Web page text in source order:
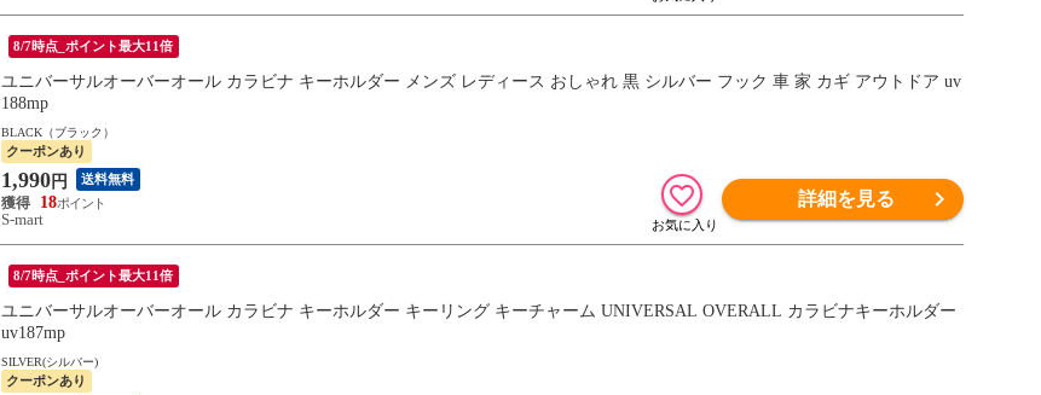
8/7時点_ポイント最大11倍
ユニバーサルオーバーオール カラビナ キーホルダー メンズ レディース おしゃれ 黒 シルバー フック 車 家 カギ アウトドア uv
188mp
BLACK（ブラック）
クーポンあり
1,990 円 送料無料
18
S-mart
詳細を見る
8/7時点_ポイント最大11倍
ユニバーサルオーバーオール カラビナ キーホルダー キーリング キーチャーム UNIVERSAL OVERALL カラビナキーホルダー
uv187mp
SILVER(シルバー)
クーポンあり